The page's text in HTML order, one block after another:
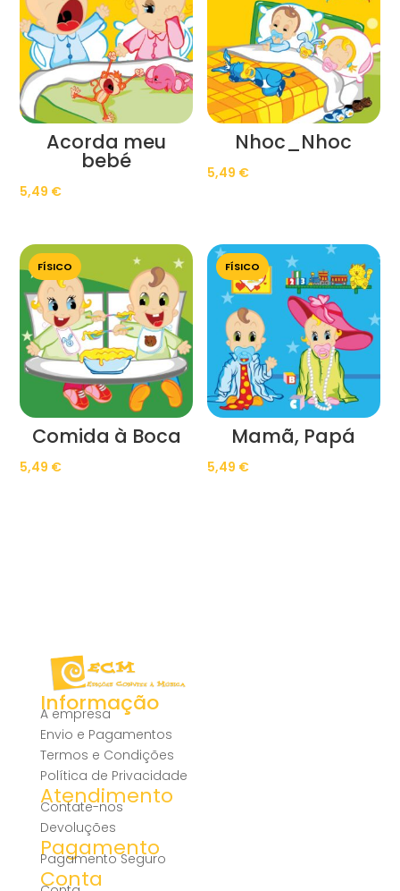
Acorda meu
bebé
5,49 €
Nhoc_Nhoc
5,49 €
FÍSICO
Comida à Boca
5,49 €
FÍSICO
Mamã, Papá
5,49 €
Informação
A empresa
Envio e Pagamentos
Termos e Condições
Política de Privacidade
Atendimento
Contate-nos
Devoluções
Pagamento
Pagamento Seguro
Conta